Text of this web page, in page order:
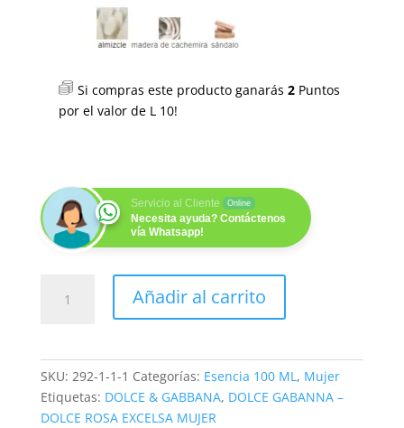
Si compras este producto ganarás 2Puntos
por el valor de L10!
Servicio al Cliente Online
Necesita ayuda? Contáctenos
vía Whatsapp!
UNIQUE
Añadir al carrito
SKU: 292-1-1-1 Categorías: Esencia 100 ML, Mujer
Etiquetas: DOLCE & GABBANA, DOLCE GABANNA –
DOLCE ROSA EXCELSA MUJER